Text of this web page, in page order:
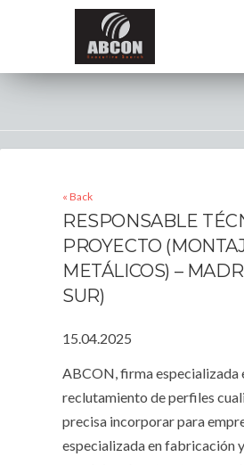
« Back
RESPONSABLE
PROYECTO
METÁLICOS) –
SUR)
15.04.2025
ABCON, firma especializada
reclutamiento de perfiles
precisa incorporar para
especializada en fabricación